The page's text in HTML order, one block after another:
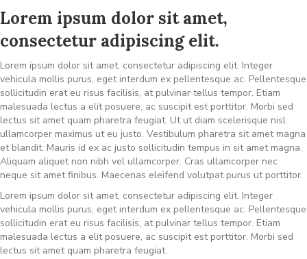
Lorem ipsum dolor sit amet,
consectetur adipiscing elit.
Lorem ipsum dolor sit amet, consectetur adipiscing elit. Integer
vehicula mollis purus, eget interdum ex pellentesque ac. Pellentesque
sollicitudin erat eu risus facilisis, at pulvinar tellus tempor. Etiam
malesuada lectus a elit posuere, ac suscipit est porttitor. Morbi sed
lectus sit amet quam pharetra feugiat. Ut ut diam scelerisque nisl
ullamcorper maximus ut eu justo. Vestibulum pharetra sit amet magna
et blandit. Mauris id ex ac justo sollicitudin tempus in sit amet magna.
Aliquam aliquet non nibh vel ullamcorper. Cras ullamcorper nec
neque sit amet finibus. Maecenas eleifend volutpat purus ut porttitor.
Lorem ipsum dolor sit amet, consectetur adipiscing elit. Integer
vehicula mollis purus, eget interdum ex pellentesque ac. Pellentesque
sollicitudin erat eu risus facilisis, at pulvinar tellus tempor. Etiam
malesuada lectus a elit posuere, ac suscipit est porttitor. Morbi sed
lectus sit amet quam pharetra feugiat.